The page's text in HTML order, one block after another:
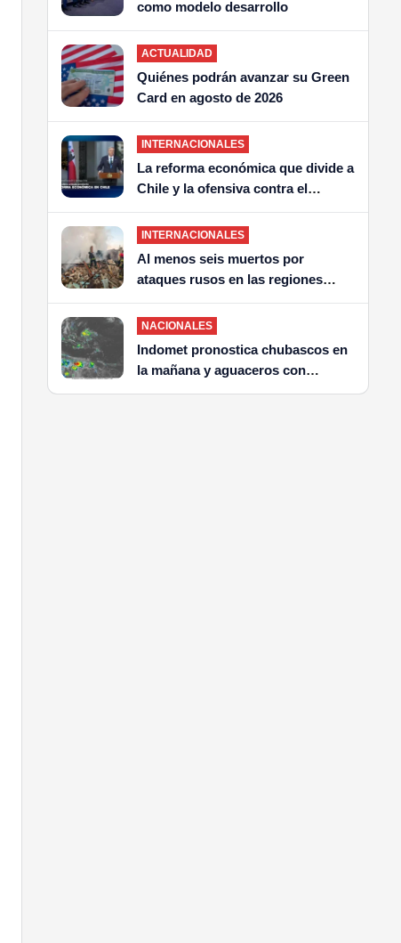
como modelo desarrollo
ACTUALIDAD
Quiénes podrán avanzar su Green
Card en agosto de 2026
INTERNACIONALES
La reforma económica que divide a
Chile y la ofensiva contra el
crimen: ABC de las dos grandes
apuestas de Kast
INTERNACIONALES
Al menos seis muertos por
ataques rusos en las regiones
ucranianas de Járkiv y Sumy
NACIONALES
Indomet pronostica chubascos en
la mañana y aguaceros con
tronadas en la tarde en varias